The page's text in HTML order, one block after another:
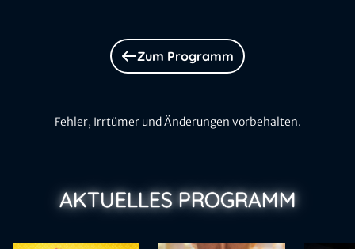
Zum Programm
Fehler, Irrtümer und Änderungen vorbehalten.
AKTUELLES PROGRAMM